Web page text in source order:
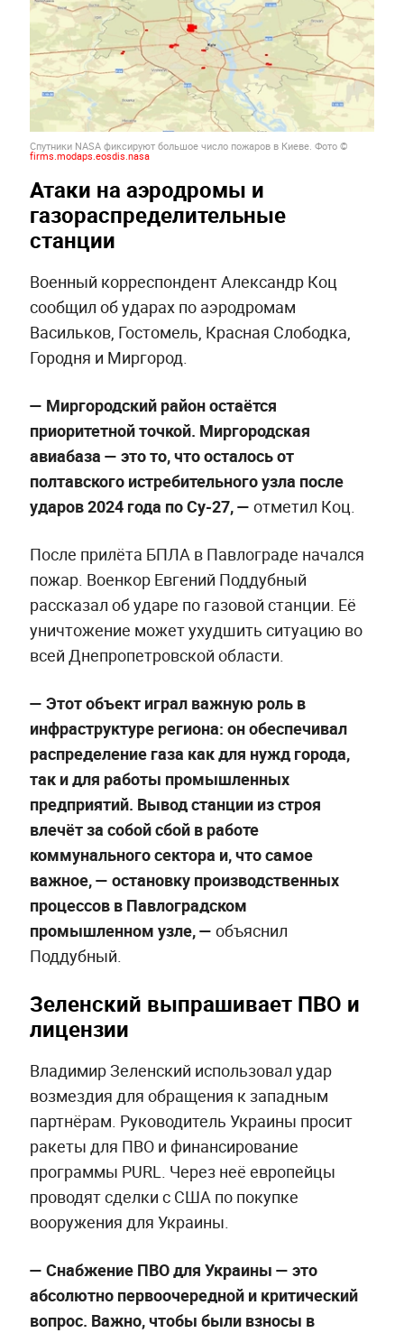
Спутники NASA фиксируют большое число пожаров в Киеве. Фото ©
firms.modaps.eosdis.nasa
Атаки на аэродромы и
газораспределительные
станции
Военный корреспондент Александр Коц
сообщил об ударах по аэродромам
Васильков, Гостомель, Красная Слободка,
Городня и Миргород.
— Миргородский район остаётся
приоритетной точкой. Миргородская
авиабаза — это то, что осталось от
полтавского истребительного узла после
ударов 2024 года по Су-27, — отметил Коц.
После прилёта БПЛА в Павлограде начался
пожар. Военкор Евгений Поддубный
рассказал об ударе по газовой станции. Её
уничтожение может ухудшить ситуацию во
всей Днепропетровской области.
— Этот объект играл важную роль в
инфраструктуре региона: он обеспечивал
распределение газа как для нужд города,
так и для работы промышленных
предприятий. Вывод станции из строя
влечёт за собой сбой в работе
коммунального сектора и, что самое
важное, — остановку производственных
процессов в Павлоградском
промышленном узле, — объяснил
Поддубный.
Зеленский выпрашивает ПВО и
лицензии
Владимир Зеленский использовал удар
возмездия для обращения к западным
партнёрам. Руководитель Украины просит
ракеты для ПВО и финансирование
программы PURL. Через неё европейцы
проводят сделки с США по покупке
вооружения для Украины.
— Снабжение ПВО для Украины — это
абсолютно первоочередной и критический
вопрос. Важно, чтобы были взносы в